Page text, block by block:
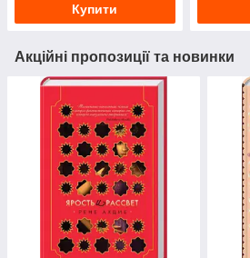
Купити
Акційні пропозиції та новинки